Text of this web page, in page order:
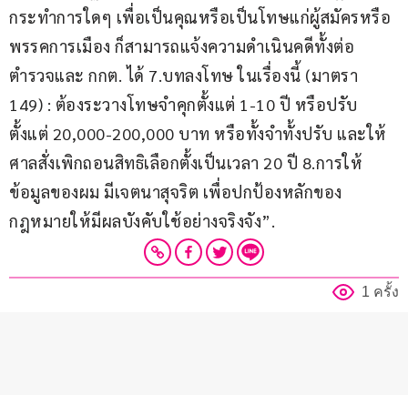
กระทำการใดๆ เพื่อเป็นคุณหรือเป็นโทษแก่ผู้สมัครหรือ
พรรคการเมือง ก็สามารถแจ้งความดำเนินคดีทั้งต่อ
ตำรวจและ กกต. ได้ 7.บทลงโทษ ในเรื่องนี้ (มาตรา
149) : ต้องระวางโทษจำคุกตั้งแต่ 1-10 ปี หรือปรับ
ตั้งแต่ 20,000-200,000 บาท หรือทั้งจำทั้งปรับ และให้
ศาลสั่งเพิกถอนสิทธิเลือกตั้งเป็นเวลา 20 ปี 8.การให้
ข้อมูลของผม มีเจตนาสุจริต เพื่อปกป้องหลักของ
กฎหมายให้มีผลบังคับใช้อย่างจริงจัง”.
1 ครั้ง